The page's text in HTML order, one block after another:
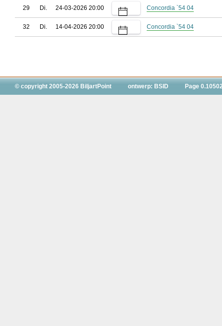
29 Di. 24-03-2026 20:00 Concordia `54 04
32 Di. 14-04-2026 20:00 Concordia `54 04
© copyright 2005-2026 BiljartPoint ontwerp: BSID Page